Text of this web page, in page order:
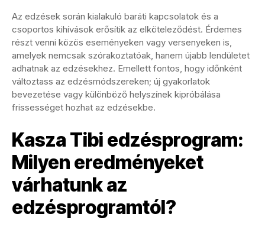
Az edzések során kialakuló baráti kapcsolatok és a
csoportos kihívások erősítik az elköteleződést. Érdemes
részt venni közös eseményeken vagy versenyeken is,
amelyek nemcsak szórakoztatóak, hanem újabb lendületet
adhatnak az edzésekhez. Emellett fontos, hogy időnként
változtass az edzésmódszereken; új gyakorlatok
bevezetése vagy különböző helyszínek kipróbálása
frissességet hozhat az edzésekbe.
Kasza Tibi edzésprogram:
Milyen eredményeket
várhatunk az
edzésprogramtól?